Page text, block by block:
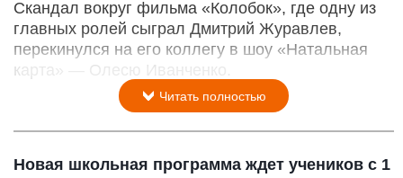
Скандал вокруг фильма «Колобок», где одну из
главных ролей сыграл Дмитрий Журавлев,
перекинулся на его коллегу в шоу «Натальная
карта» — Олесю Иванченко.
Читать полностью
Новая школьная программа ждет учеников с 1